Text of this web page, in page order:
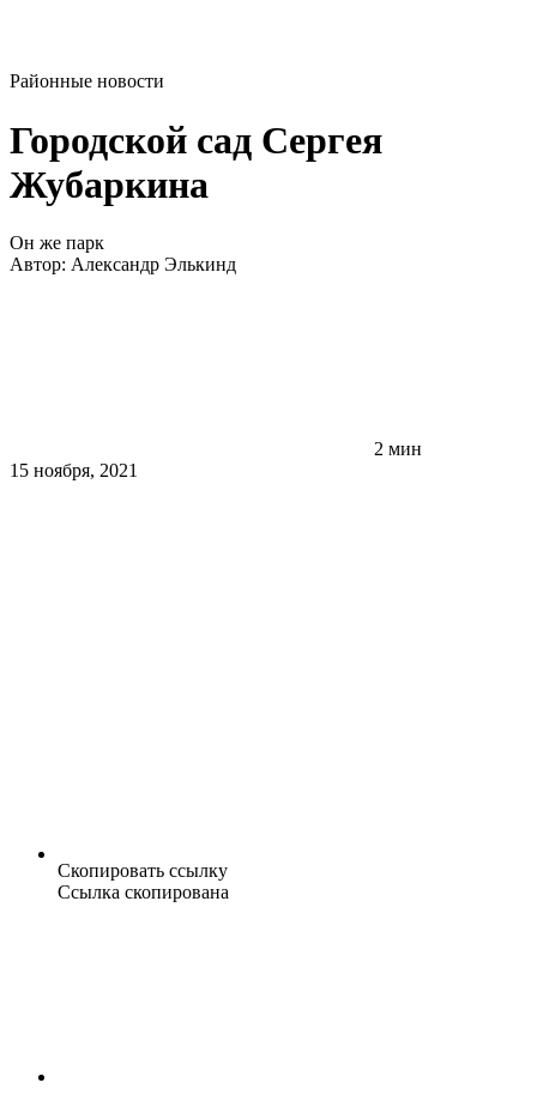
Районные новости
Городской сад Сергея
Жубаркина
Он же парк
Автор: Александр Элькинд
2 мин
15 ноября, 2021
Скопировать ссылку
Ссылка скопирована